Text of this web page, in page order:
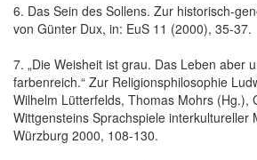
6. Das Sein des Sollens. Zur historisch-
von Günter Dux, in: EuS 11 (2000), 35-37.
7. „Die Weisheit ist grau. Das Leben aber
farbenreich.“ Zur Religionsphilosophie
Wilhelm Lütterfelds, Thomas Mohrs (Hg.),
Wittgensteins Sprachspiele interkultureller
Würzburg 2000, 108-130.